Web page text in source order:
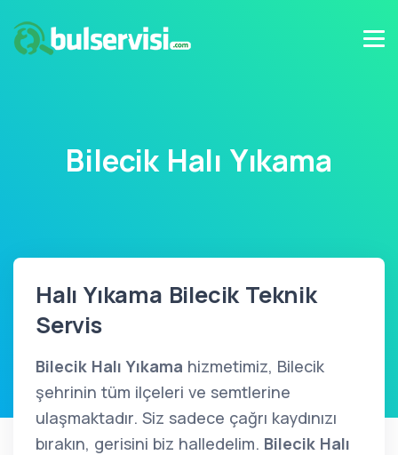
Bilecik Halı Yıkama
Halı Yıkama Bilecik Teknik
Servis
Bilecik Halı Yıkama hizmetimiz, Bilecik
şehrinin tüm ilçeleri ve semtlerine
ulaşmaktadır. Siz sadece çağrı kaydınızı
bırakın, gerisini biz halledelim. Bilecik Halı